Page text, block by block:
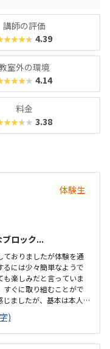
講師の評価
4.39
室外の環境
4.14
料金
3.38
体験生
ロック...
ておりましたが体験を通
るには少々簡単なようで
も楽しみだと言っていま
すぐに取り組むことがで
ましたが、基本は本人
、駅ちかでなくても車
、作業スペースが子供
せめて1か月3回 もしく
ラミング教室は週1回の
)